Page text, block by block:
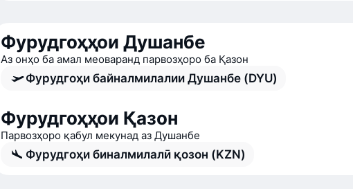
Фурудгоҳҳои Душанбе
Аз онҳо ба амал меоваранд парвозҳоро ба Қазон
Фурудгоҳи байналмилалии Душанбе (DYU)
Фурудгоҳҳои Қазон
Парвозҳоро қабул мекунад аз Душанбе
Фурудгоҳи биналмилалӣ қозон (KZN)